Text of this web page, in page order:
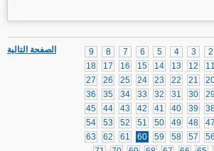
الصفحة التالية 2
3
4
5
6
7
8
9
11
12
13
14
15
16
17
18
21
22
23
24
25
26
27
30
31
32
33
34
35
36
39
40
41
42
43
44
45
47
48
49
50
51
52
53
54
56
57
58
59
60
61
62
63